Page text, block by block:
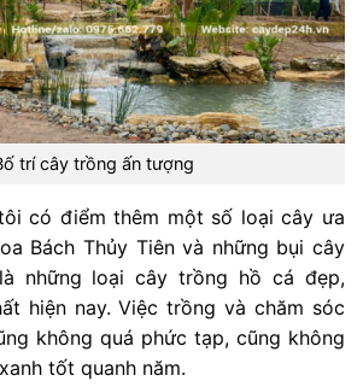
trí cây trồng ấn tượng
có điểm thêm một số loại cây ưa
Bách Thủy Tiên và những bụi cây
những loại cây trồng hồ cá đẹp,
hiện nay. Việc trồng và chăm sóc
không quá phức tạp, cũng không
tốt quanh năm.